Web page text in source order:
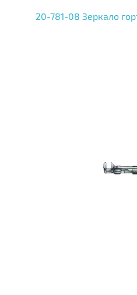
20-781-08 Зеркало